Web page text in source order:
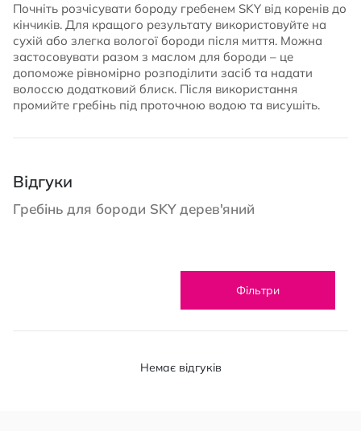
Почніть розчісувати бороду гребенем SKY від коренів до
кінчиків. Для кращого результату використовуйте на
сухій або злегка вологої бороди після миття. Можна
застосовувати разом з маслом для бороди – це
допоможе рівномірно розподілити засіб та надати
волоссю додатковий блиск. Після використання
промийте гребінь під проточною водою та висушіть.
Відгуки
Гребінь для бороди SKY дерев'яний
Фільтри
Немає відгуків